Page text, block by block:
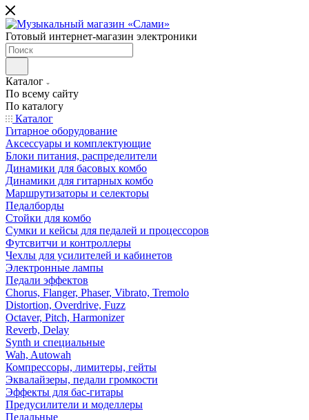
Готовый интернет-магазин электроники
Каталог
По всему сайту
По каталогу
Каталог
Гитарное оборудование
Аксессуары и комплектующие
Блоки питания, распределители
Динамики для басовых комбо
Динамики для гитарных комбо
Маршрутизаторы и селекторы
Педалборды
Стойки для комбо
Сумки и кейсы для педалей и процессоров
Футсвитчи и контроллеры
Чехлы для усилителей и кабинетов
Электронные лампы
Педали эффектов
Chorus, Flanger, Phaser, Vibrato, Tremolo
Distortion, Overdrive, Fuzz
Octaver, Pitch, Harmonizer
Reverb, Delay
Synth и специальные
Wah, Autowah
Компрессоры, лимитеры, гейты
Эквалайзеры, педали громкости
Эффекты для бас-гитары
Предусилители и моделлеры
Педальные